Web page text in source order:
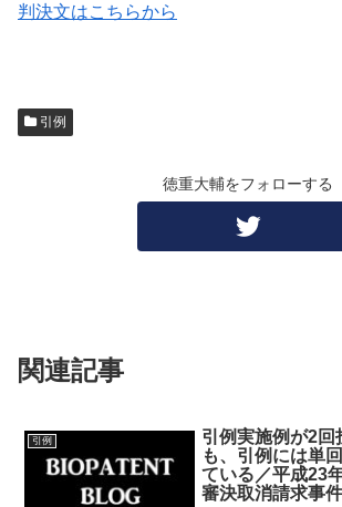
判決文はこちらから
引例
徳重大輔をフォローする
関連記事
引例
引例実施例が2回
も、引例には単
ている／平成23
審決取消請求事